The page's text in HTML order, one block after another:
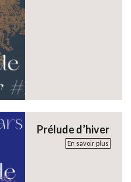
Prélude d’hiver
En savoir plus